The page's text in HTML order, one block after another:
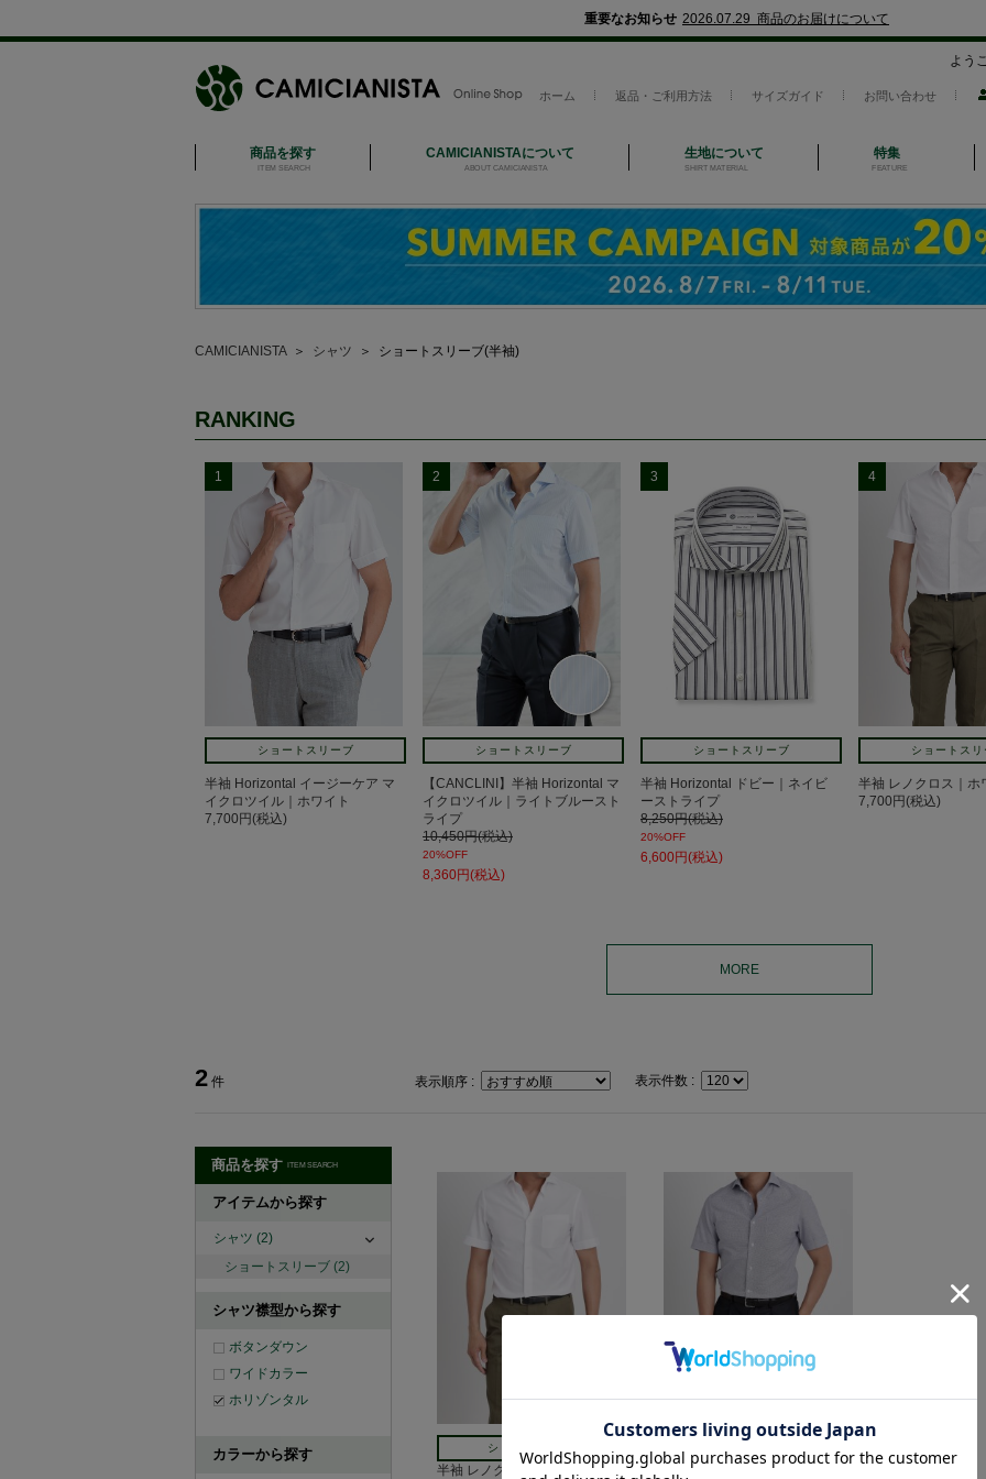
重要なお知らせ 2026.07.29 商品のお届けについて
よう
ホーム 返品・ご利用方法 サイズガイド お問い合わせ
商品を探す
ITEM SEARCH
CAMICIANISTAについて
ABOUT CAMICIANISTA
生地について
SHIRT MATERIAL
特集
FEATURE
CAMICIANISTA＞ シャツ ＞ ショートスリーブ(半袖)
RANKING
1
ショートスリーブ
半袖 Horizontal イージーケア マ
イクロツイル｜ホワイト
7,700円(税込)
2
ショートスリーブ
【CANCLINI】半袖 Horizontal マ
イクロツイル｜ライトブルースト
ライプ
10,450円(税込)
20%OFF
8,360円(税込)
3
ショートスリーブ
半袖 Horizontal ドビー｜ネイビ
ーストライプ
8,250円(税込)
20%OFF
6,600円(税込)
4
ショートスリ
半袖 レノクロス｜ホ
7,700円(税込)
MORE
2 件 表示順序 : 表示件数 :
商品を探す ITEM SEARCH
アイテムから探す
シャツ (2)
ショートスリーブ (2)
シャツ襟型から探す
ボタンダウン
ワイドカラー
ホリゾンタル
カラーから探す ショートスリーブ
半袖 レノクロス｜ホワイト
半袖 レノクロス｜ネイビー